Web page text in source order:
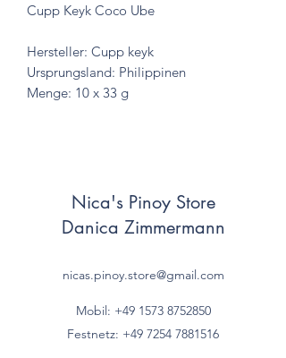
Cupp Keyk Coco Ube
Hersteller: Cupp keyk
Ursprungsland: Philippinen
Menge: 10 x 33 g
Nica's Pinoy Store
Danica Zimmermann
nicas.pinoy.store@gmail.com
Mobil: +49 1573 8752850
Festnetz: +49 7254 7881516